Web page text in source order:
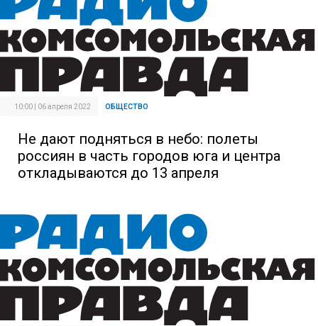
10:00 | 06 апреля 2022 ОБЩЕСТВО
Не дают подняться в небо: полеты
россиян в часть городов юга и центра
откладываются до 13 апреля